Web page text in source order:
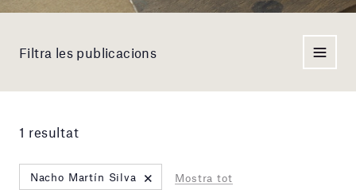
Filtra les publicacions
1 resultat
Nacho Martín Silva × Mostra tot